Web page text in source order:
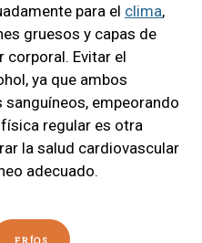
para el clima,
gruesos y capas de
corporal. Evitar el
ya que ambos
empeorando
regular es otra
la salud cardiovascular
adecuado.